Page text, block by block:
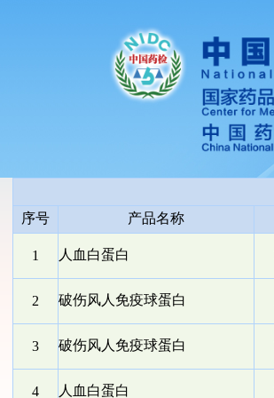
序号
产品名称
1 人血白蛋白
2 破伤风人免疫球蛋白
3 破伤风人免疫球蛋白
4 人血白蛋白